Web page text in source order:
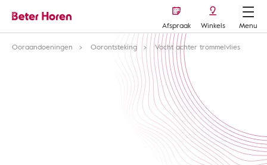
Afspraak Winkels
Menu
Ooraandoeningen
Oorontsteking Vocht achter trommelvlies